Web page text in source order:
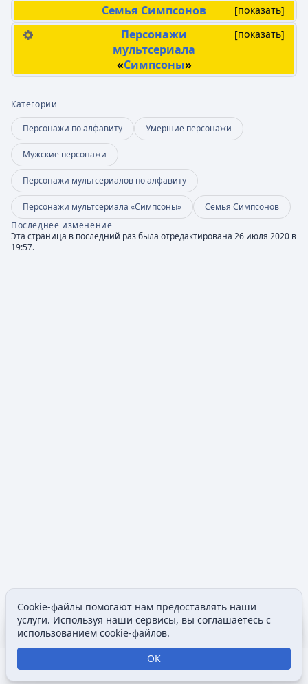
Открыть поиск
Открыть меню
Просмотры
[показать]
Семья Симпсонов
[показать]
Персонажи
мультсериала
«Симпсоны»
Содержание
Категории
Персонажи по алфавиту Умершие персонажи
Мужские персонажи
Персонажи мультсериалов по алфавиту
Персонажи мультсериала «Симпсоны»
Семья Симпсонов
Последнее изменение
Эта страница в последний раз была отредактирована 26 июля 2020 в
19:57.
Cookie-файлы помогают нам предоставлять наши
услуги. Используя наши сервисы, вы соглашаетесь с
использованием cookie-файлов.
ОК